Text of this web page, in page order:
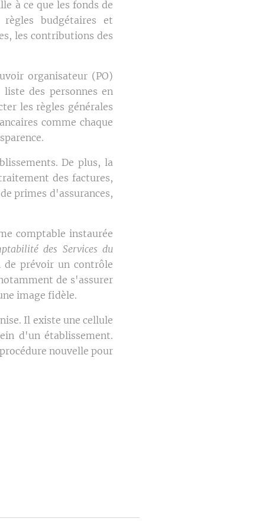
à ce que les fonds de
budgétaires et
les contributions des
organisateur (PO)
des personnes en
les règles générales
comme chaque
De plus, la
des factures,
primes d'assurances,
comptable instaurée
des Services du
prévoir un contrôle
de s'assurer
image fidèle.
Il existe une cellule
d'un établissement.
nouvelle pour